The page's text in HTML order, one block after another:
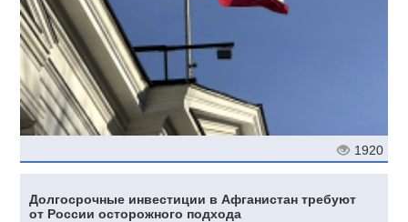
1920
Долгосрочные инвестиции в Афганистан требуют
от России осторожного подхода